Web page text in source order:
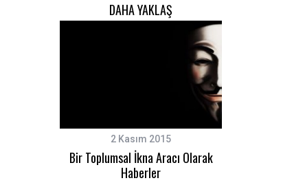
DAHA YAKLAŞ
2 Kasım 2015
Bir Toplumsal İkna Aracı Olarak
Haberler